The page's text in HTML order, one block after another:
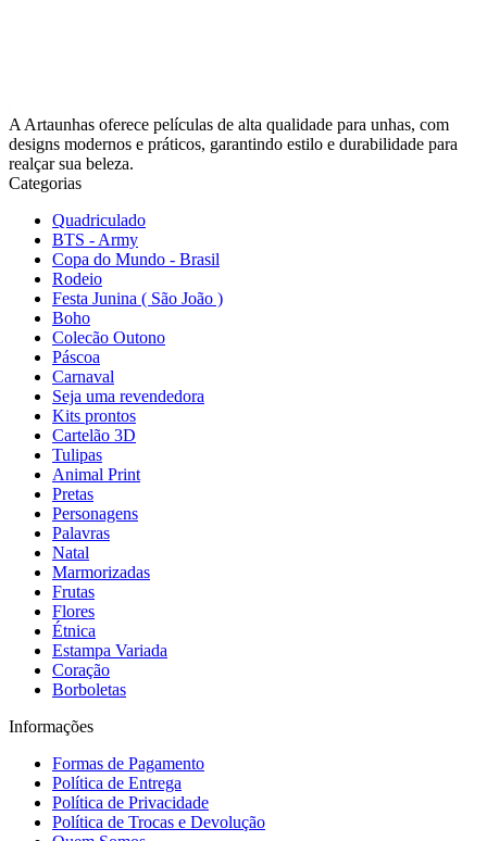
A Artaunhas oferece películas de alta qualidade para unhas, com
designs modernos e práticos, garantindo estilo e durabilidade para
realçar sua beleza.
Categorias
Quadriculado
BTS - Army
Copa do Mundo - Brasil
Rodeio
Festa Junina ( São João )
Boho
Colecão Outono
Páscoa
Carnaval
Seja uma revendedora
Kits prontos
Cartelão 3D
Tulipas
Animal Print
Pretas
Personagens
Palavras
Natal
Marmorizadas
Frutas
Flores
Étnica
Estampa Variada
Coração
Borboletas
Informações
Formas de Pagamento
Política de Entrega
Política de Privacidade
Política de Trocas e Devolução